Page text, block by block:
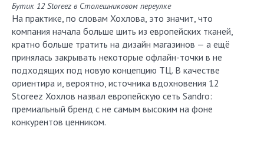
Бутик 12 Storeez в Столешниковом переулке
На практике, по словам Хохлова, это значит, что
компания начала больше шить из европейских тканей,
кратно больше тратить на дизайн магазинов — а ещё
принялась закрывать некоторые офлайн-точки в не
подходящих под новую концепцию ТЦ. В качестве
ориентира и, вероятно, источника вдохновения 12
Storeez Хохлов назвал европейскую сеть Sandro:
премиальный бренд с не самым высоким на фоне
конкурентов ценником.